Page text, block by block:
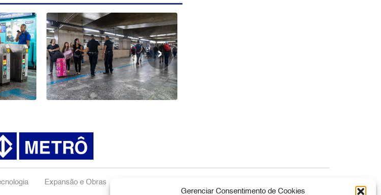
Gerenciar Consentimento de Cookies
›
Expansão e Obras